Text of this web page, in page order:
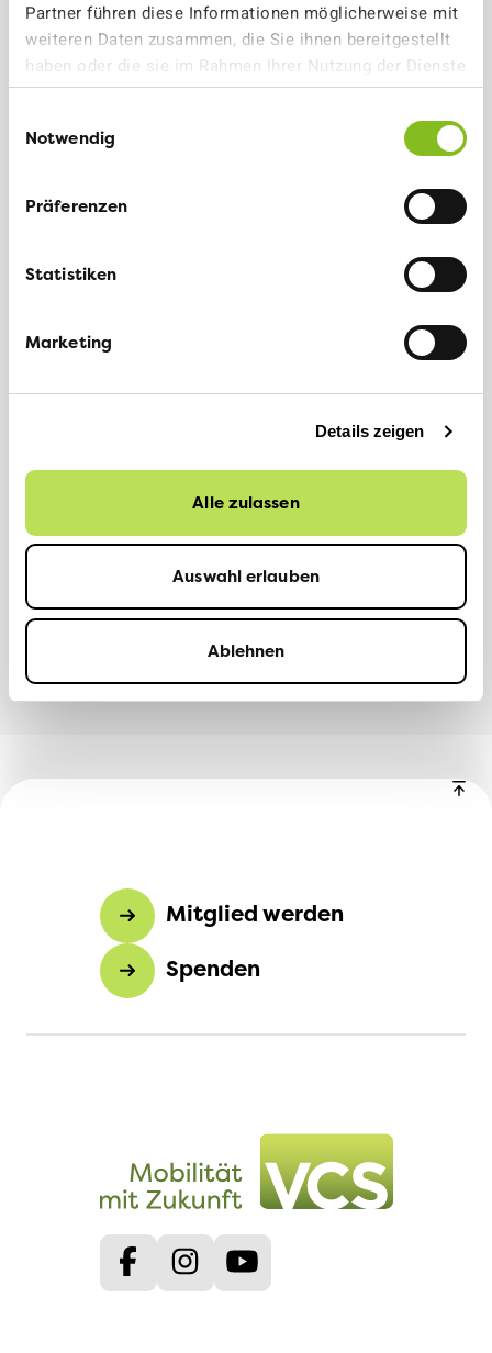
Partner führen diese Informationen möglicherweise mit
weiteren Daten zusammen, die Sie ihnen bereitgestellt
haben oder die sie im Rahmen Ihrer Nutzung der Dienste
gesammelt haben.
Notwendig
Präferenzen
Statistiken
Marketing
Details zeigen
Alle zulassen
Auswahl erlauben
Ablehnen
Geschäftsführender Präsident der VCS-Sektion
Ob- und Nidwalden
QUELLEN
Nidwaldner Zeitung, 28. Oktober 2024
Mitglied werden
Spenden
FacebookInstagram